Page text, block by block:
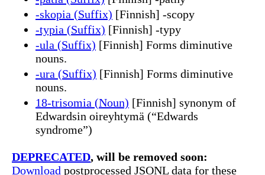
-skopia (Suffix) [Finnish] -scopy
-typia (Suffix) [Finnish] -typy
-ula (Suffix) [Finnish] Forms diminutive
nouns.
-ura (Suffix) [Finnish] Forms diminutive
nouns.
18-trisomia (Noun) [Finnish] synonym of
Edwardsin oireyhtymä (“Edwards
syndrome”)
DEPRECATED, will be removed soon:
Download postprocessed JSONL data for these